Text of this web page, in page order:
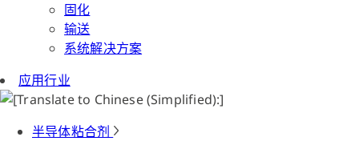
固化
输送
系统解决方案
应用行业
半导体粘合剂